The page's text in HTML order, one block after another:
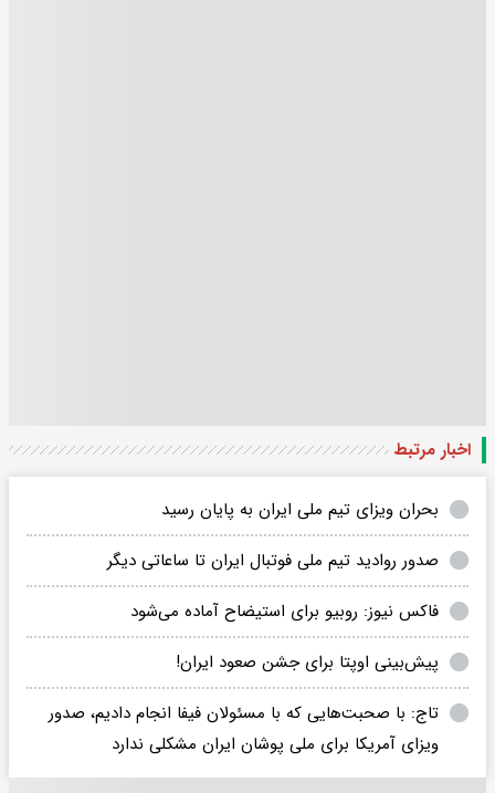
اخبار مرتبط
بحران ویزای تیم ملی ایران به پایان رسید
صدور روادید تیم ملی فوتبال ایران تا ساعاتی دیگر
فاکس نیوز: روبیو برای استیضاح آماده می‌شود
پیش‌بینی اوپتا برای جشن صعود ایران!
تاج: با صحبت‌هایی که با مسئولان فیفا انجام دادیم، صدور
ویزای آمریکا برای ملی پوشان ایران مشکلی ندارد